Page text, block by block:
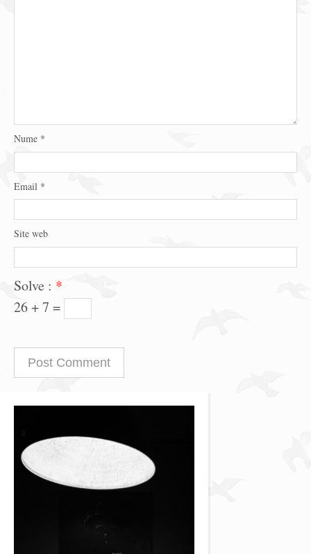
Nume *
Email *
Site web
Solve : *
26 + 7 =